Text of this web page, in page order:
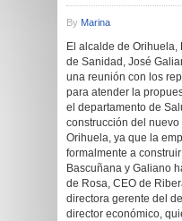
By Marina
El alcalde de Orihuela,
de Sanidad, José
una reunión con los
para atender la
el departamento de
construcción del
Orihuela, ya que la
formalmente a
Bascuñana y Galiano
de Rosa, CEO de
directora gerente del
director económico,